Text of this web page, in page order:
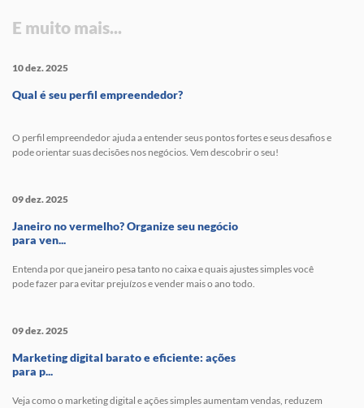
E muito mais...
10 dez. 2025
Qual é seu perfil empreendedor?
O perfil empreendedor ajuda a entender seus pontos fortes e seus desafios e
pode orientar suas decisões nos negócios. Vem descobrir o seu!
09 dez. 2025
Janeiro no vermelho? Organize seu negócio
para ven...
Entenda por que janeiro pesa tanto no caixa e quais ajustes simples você
pode fazer para evitar prejuízos e vender mais o ano todo.
09 dez. 2025
Marketing digital barato e eficiente: ações
para p...
Veja como o marketing digital e ações simples aumentam vendas, reduzem